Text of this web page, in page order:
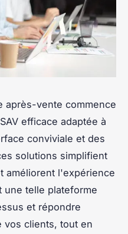
après-vente commence
efficace adaptée à
conviviale et des
solutions simplifient
améliorent l'expérience
une telle plateforme
et répondre
vos clients, tout en